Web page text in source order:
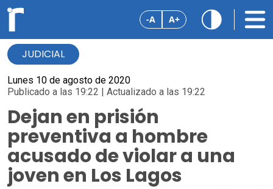
-A A+
JUDICIAL
Lunes 10 de agosto de 2020
Publicado a las 19:22 | Actualizado a las 19:22
Dejan en prisión
preventiva a hombre
acusado de violar a una
joven en Los Lagos